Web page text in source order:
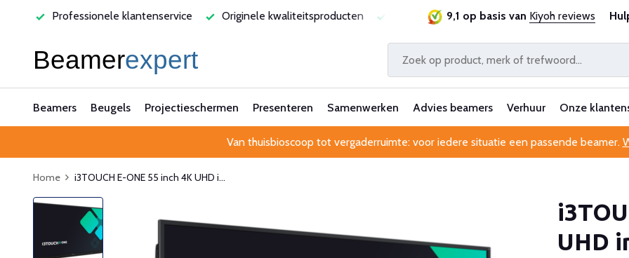
Professionele klantenservice Originele kwaliteitsproducten Laagste prijsgarantie Al 25 jaar
9,1 op basis van Kiyoh reviews
Beamers Beugels Projectieschermen Presenteren Samenwerken Advies beamers Verhuur Onze
Van thuisbioscoop tot vergaderruimte: voor iedere situatie een passende beamer.
Home i3TOUCH E-ONE 55 inch 4K UHD i...
UHD